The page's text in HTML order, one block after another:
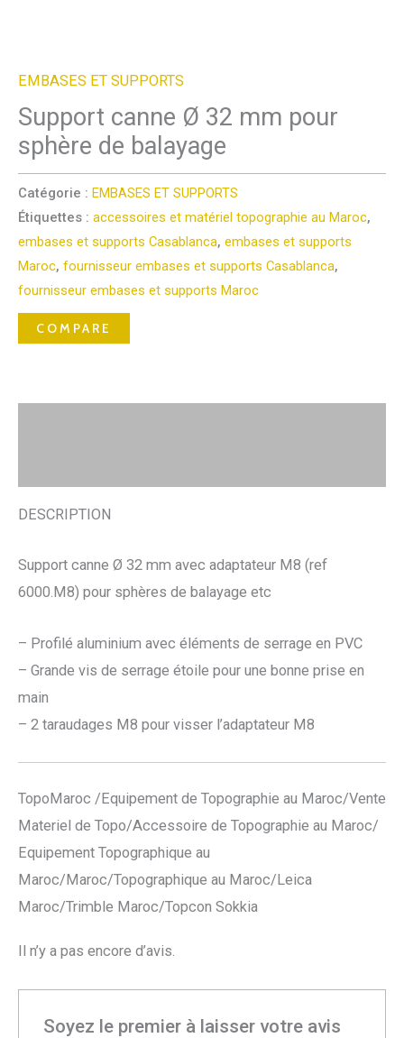
EMBASES ET SUPPORTS
Support canne Ø 32 mm pour
sphère de balayage
Catégorie : EMBASES ET SUPPORTS
Étiquettes : accessoires et matériel topographie au Maroc,
embases et supports Casablanca, embases et supports
Maroc, fournisseur embases et supports Casablanca,
fournisseur embases et supports Maroc
COMPARE
DESCRIPTION
Support canne Ø 32 mm avec adaptateur M8 (ref
6000.M8) pour sphères de balayage etc
– Profilé aluminium avec éléments de serrage en PVC
– Grande vis de serrage étoile pour une bonne prise en
main
– 2 taraudages M8 pour visser l’adaptateur M8
TopoMaroc /Equipement de Topographie au Maroc/Vente
Materiel de Topo/Accessoire de Topographie au Maroc/
Equipement Topographique au
Maroc/Maroc/Topographique au Maroc/Leica
Maroc/Trimble Maroc/Topcon Sokkia
Il n’y a pas encore d’avis.
Soyez le premier à laisser votre avis